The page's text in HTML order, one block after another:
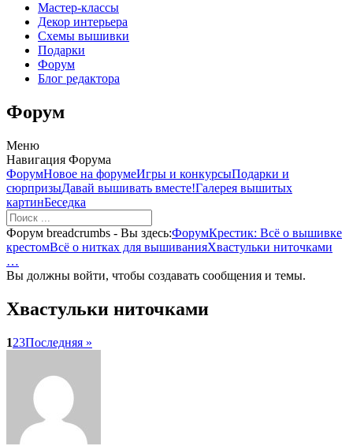
Мастер-классы
Декор интерьера
Схемы вышивки
Подарки
Форум
Блог редактора
Форум
Меню
Навигация Форума
ФорумНовое на форумеИгры и конкурсыПодарки и
сюрпризыДавай вышивать вместе!Галерея вышитых
картинБеседка
Форум breadcrumbs - Вы здесь:ФорумКрестик: Всё о вышивке
крестомВсё о нитках для вышиванияХвастульки ниточками
…
Вы должны войти, чтобы создавать сообщения и темы.
Хвастульки ниточками
123Последняя »